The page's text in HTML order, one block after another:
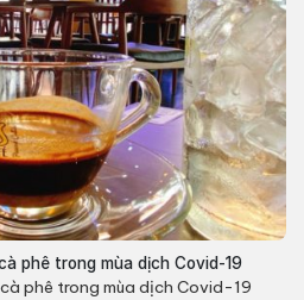
phê trong mùa dịch Covid-19
phê trong mùa dịch Covid-19